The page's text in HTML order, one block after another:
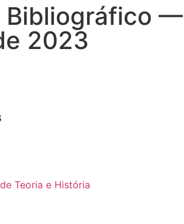
Bibliográfico —
2023
Teoria e História